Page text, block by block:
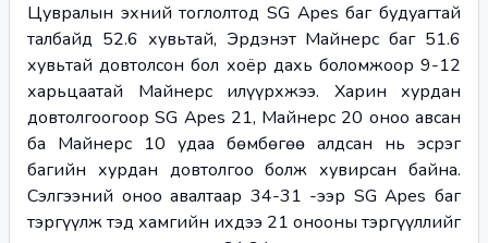
Цувралын эхний тоглолтод SG Apes баг будуагтай
талбайд 52.6 хувьтай, Эрдэнэт Майнерс баг 51.6
хувьтай довтолсон бол хоёр дахь боломжоор 9-12
харьцаатай Майнерс илүүрхжээ. Харин хурдан
довтолгоогоор SG Apes 21, Майнерс 20 оноо авсан
ба Майнерс 10 удаа бөмбөгөө алдсан нь эсрэг
багийн хурдан довтолгоо болж хувирсан байна.
Сэлгээний оноо авалтаар 34-31 -ээр SG Apes баг
тэргүүлж тэд хамгийн ихдээ 21 онооны тэргүүллийг